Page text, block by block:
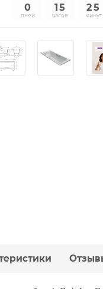
0
дней
15
часов
25
минут